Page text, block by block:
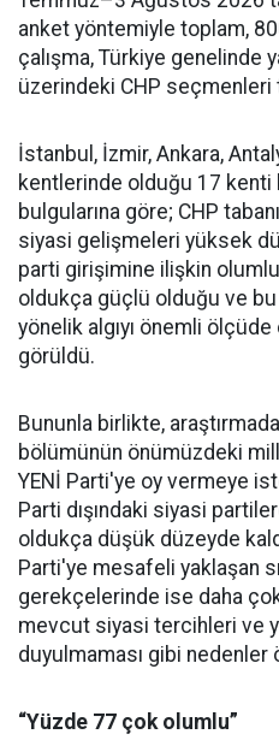
anket yöntemiyle toplam,
çalışma, Türkiye genelinde
üzerindeki CHP seçmenleri
İstanbul, İzmir, Ankara,
kentlerinde olduğu 17 kenti
bulgularına göre; CHP
siyasi gelişmeleri yüksek
parti girişimine ilişkin
oldukça güçlü olduğu ve
yönelik algıyı önemli
görüldü.
Bununla birlikte, araştırmada
bölümünün önümüzdeki
YENİ Parti'ye oy vermeye
Parti dışındaki siyasi
oldukça düşük düzeyde
Parti'ye mesafeli yaklaşan
gerekçelerinde ise daha
mevcut siyasi tercihleri ve
duyulmaması gibi nedenler
“Yüzde 77 çok olumlu”